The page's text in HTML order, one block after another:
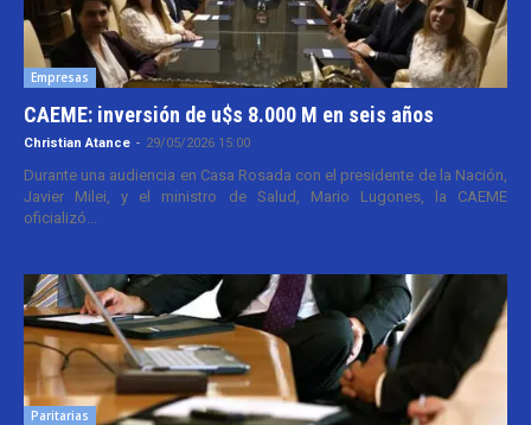
Empresas
CAEME: inversión de u$s 8.000 M en seis años
Christian Atance - 29/05/2026 15:00
Durante una audiencia en Casa Rosada con el presidente de la Nación,
Javier Milei, y el ministro de Salud, Mario Lugones, la CAEME
oficializó...
Paritarias